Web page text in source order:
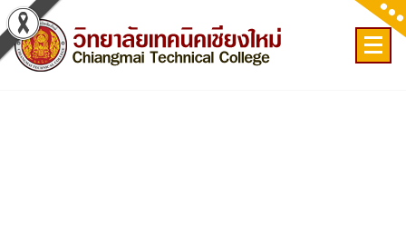
Skip
to
content